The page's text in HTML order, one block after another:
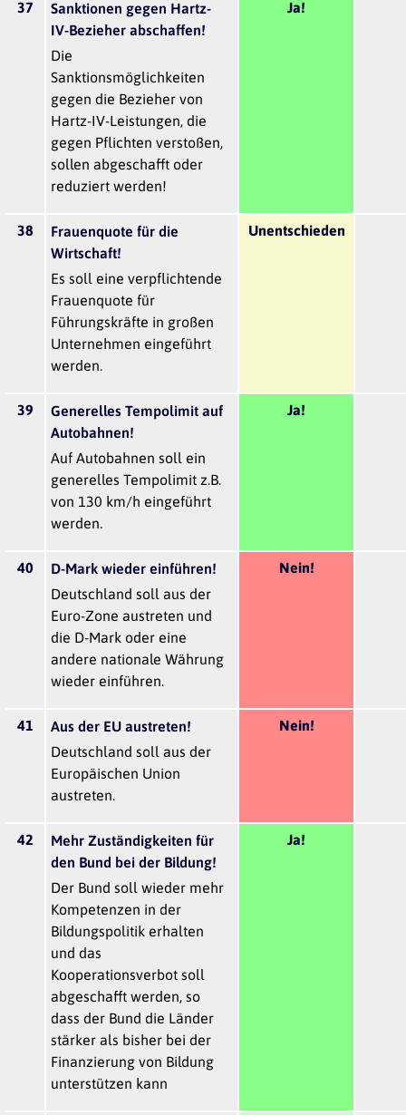
37
Sanktionen gegen Hartz-
IV-Bezieher abschaffen!
Die
Sanktionsmöglichkeiten
gegen die Bezieher von
Hartz-IV-Leistungen, die
gegen Pflichten verstoßen,
sollen abgeschafft oder
reduziert werden!
Ja!
38
Frauenquote für die
Wirtschaft!
Es soll eine verpflichtende
Frauenquote für
Führungskräfte in großen
Unternehmen eingeführt
werden.
Unentschieden
39
Generelles Tempolimit auf
Autobahnen!
Auf Autobahnen soll ein
generelles Tempolimit z.B.
von 130 km/h eingeführt
werden.
Ja!
40
D-Mark wieder einführen!
Deutschland soll aus der
Euro-Zone austreten und
die D-Mark oder eine
andere nationale Währung
wieder einführen.
Nein!
41
Aus der EU austreten!
Deutschland soll aus der
Europäischen Union
austreten.
Nein!
42
Mehr Zuständigkeiten für
den Bund bei der Bildung!
Der Bund soll wieder mehr
Kompetenzen in der
Bildungspolitik erhalten
und das
Kooperationsverbot soll
abgeschafft werden, so
dass der Bund die Länder
stärker als bisher bei der
Finanzierung von Bildung
unterstützen kann
Ja!